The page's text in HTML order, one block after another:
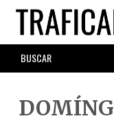
Skip
main
content
SEARCH
FORM